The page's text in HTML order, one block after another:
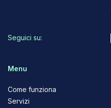
Seguici su:
Menu
Come funziona
Servizi